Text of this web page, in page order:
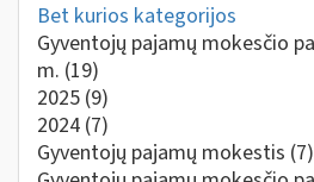
Bet kurios kategorijos
Gyventojų pajamų mokesčio
m. (19)
2025 (9)
2024 (7)
Gyventojų pajamų mokestis (7)